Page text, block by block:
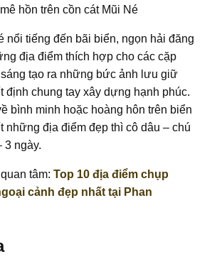
hồn trên cồn cát Mũi Né
nổi tiếng đến bãi biển, ngọn hải đăng
địa điểm thích hợp cho các cặp
tạo ra những bức ảnh lưu giữ
định chung tay xây dựng hạnh phúc.
bình minh hoặc hoàng hôn trên biển
những địa điểm đẹp thì cô dâu – chú
3 ngày.
tâm:Top 10 địa điểm chụp
cảnh đẹp nhất tại Phan